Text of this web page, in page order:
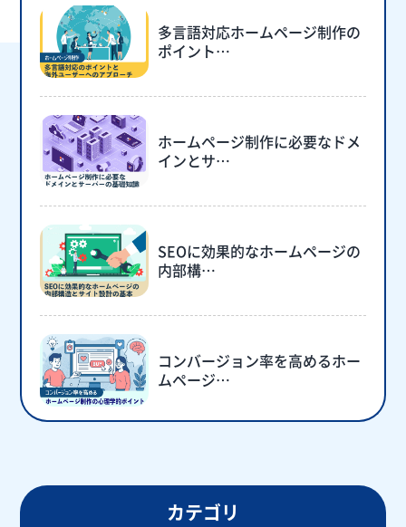
多言語対応ホームページ制作の
ポイント…
ホームページ制作に必要なドメ
インとサ…
SEOに効果的なホームページの
内部構…
コンバージョン率を高めるホー
ムページ…
カテゴリ